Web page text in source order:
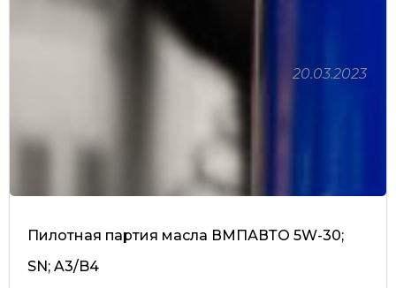
Пилотная партия масла ВМПАВТО 5W-30;
SN; A3/B4
20.03.2023